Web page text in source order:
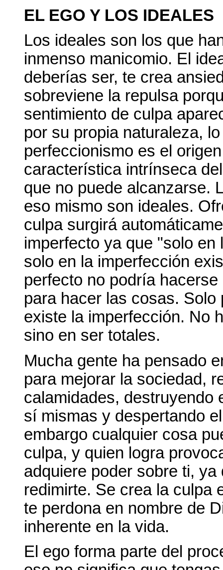
EL EGO Y LOS IDEALES
Los ideales son los que
inmenso manicomio. El
deberías ser, te crea
sobreviene la repulsa
sentimiento de culpa
por su propia naturaleza,
perfeccionismo es el
característica intrínseca
que no puede alcanzarse.
eso mismo son ideales.
culpa surgirá
imperfecto ya que "solo
solo en la imperfección
perfecto no podría
para hacer las cosas.
existe la imperfección. No
sino en ser totales.
Mucha gente ha pensado
para mejorar la sociedad,
calamidades, destruyendo
sí mismas y despertando
embargo cualquier cosa
culpa, y quien logra
adquiere poder sobre ti,
redimirte. Se crea la culpa
te perdona en nombre de
inherente en la vida.
El ego forma parte del